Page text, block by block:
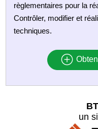
règlementaires pour la
Contrôler, modifier et
techniques.
un